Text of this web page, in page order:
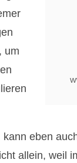
um
eben
allein, weil